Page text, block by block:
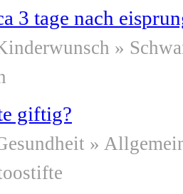
3 tage nach
»
giftig?
»